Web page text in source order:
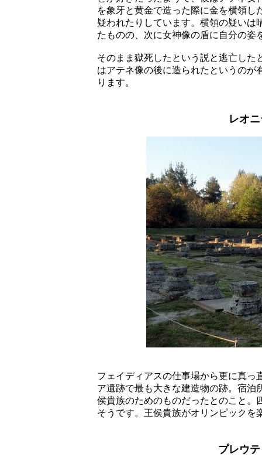
を象牙と黄金で造った際に金を横領し
疑われたりしています。横領の疑いは
たものの、次に女神像の盾に自分の姿
そのまま獄死したという説と逃亡した
はアテネ像の後に造られたというのが
ります。
レオ
フェイディアスの仕事場から更に真っ
ア遺跡で最も大きな建造物の跡。宿泊
侯貴族のためのものだったとのこと。
そうです。王侯貴族がオリンピックを
プレウ